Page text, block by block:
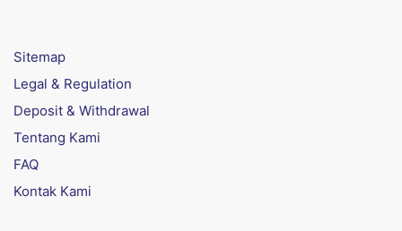
Sitemap
Legal & Regulation
Deposit & Withdrawal
Tentang Kami
FAQ
Kontak Kami